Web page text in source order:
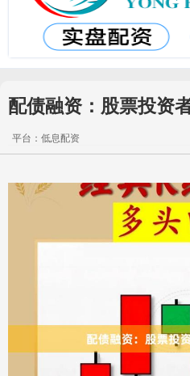
配债融资：股票投资
平台：低息配资